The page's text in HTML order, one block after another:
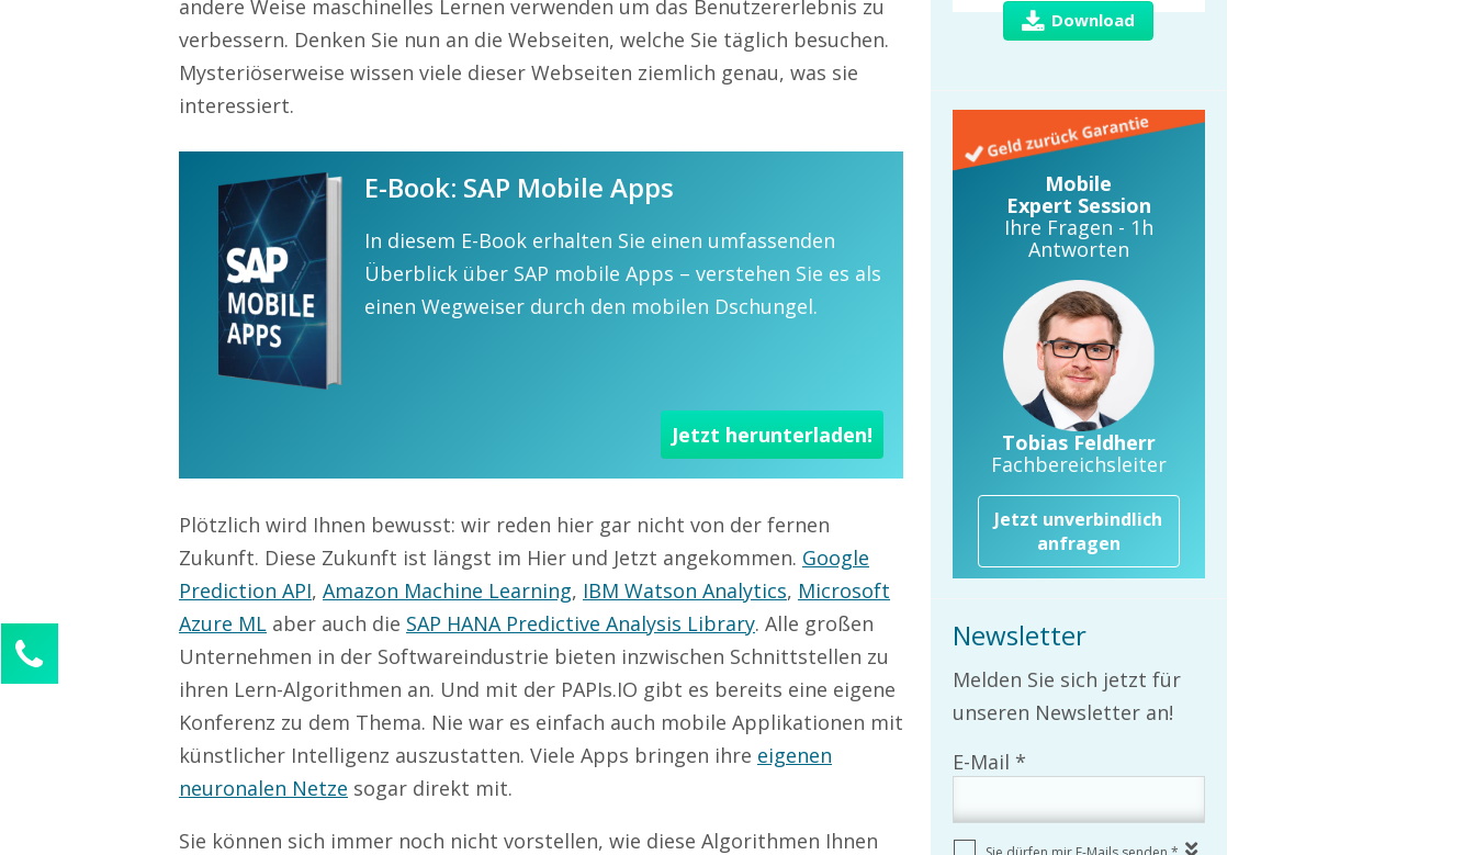
andere Weise maschinelles Lernen verwenden um das Benutzererlebnis zu
verbessern. Denken Sie nun an die Webseiten, welche Sie täglich besuchen.
Mysteriöserweise wissen viele dieser Webseiten ziemlich genau, was sie
interessiert.
E-Book: SAP Mobile Apps
In diesem E-Book erhalten Sie einen umfassenden
Überblick über SAP mobile Apps – verstehen Sie es als
einen Wegweiser durch den mobilen Dschungel.
Jetzt herunterladen!
Plötzlich wird Ihnen bewusst: wir reden hier gar nicht von der fernen
Zukunft. Diese Zukunft ist längst im Hier und Jetzt angekommen. Google
Prediction API, Amazon Machine Learning, IBM Watson Analytics, Microsoft
Azure ML aber auch die SAP HANA Predictive Analysis Library. Alle großen
Unternehmen in der Softwareindustrie bieten inzwischen Schnittstellen zu
ihren Lern-Algorithmen an. Und mit der PAPIs.IO gibt es bereits eine eigene
Konferenz zu dem Thema. Nie war es einfach auch mobile Applikationen mit
künstlicher Intelligenz auszustatten. Viele Apps bringen ihre eigenen
neuronalen Netze sogar direkt mit.
Sie können sich immer noch nicht vorstellen, wie diese Algorithmen Ihnen
Download
Mobile
Expert Session
Ihre Fragen - 1h
Antworten
Tobias Feldherr
Fachbereichsleiter
Jetzt unverbindlich
anfragen
Newsletter
Melden Sie sich jetzt für
unseren Newsletter an!
Kontaktieren Sie uns!
Sophie Weber
Kundenservice
0211 946 285 72-55
sophie.weber@mission-mobile.de
Ihre Anfrage